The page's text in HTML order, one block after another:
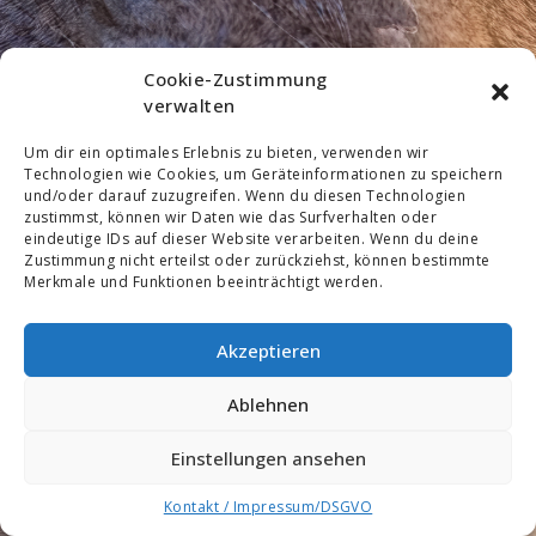
Cookie-Zustimmung
verwalten
Um dir ein optimales Erlebnis zu bieten, verwenden wir
Technologien wie Cookies, um Geräteinformationen zu speichern
und/oder darauf zuzugreifen. Wenn du diesen Technologien
zustimmst, können wir Daten wie das Surfverhalten oder
eindeutige IDs auf dieser Website verarbeiten. Wenn du deine
Zustimmung nicht erteilst oder zurückziehst, können bestimmte
Merkmale und Funktionen beeinträchtigt werden.
Akzeptieren
Ablehnen
Einstellungen ansehen
Kontakt / Impressum/DSGVO